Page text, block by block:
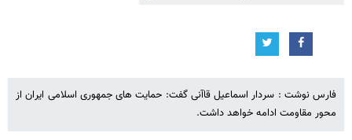
فارس نوشت : سردار اسماعیل قاآنی گفت: حمایت های جمهوری اسلامی ایران از
محور مقاومت ادامه خواهد داشت.